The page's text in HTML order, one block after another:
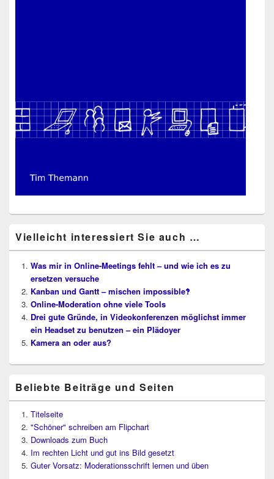
Vielleicht interessiert Sie auch …
Was mir in Online-Meetings fehlt – und wie ich es zu
ersetzen versuche
Kanban und Gantt – mischen impossible‽
Online-Moderation ohne viele Tools
Drei gute Gründe, in Videokonferenzen möglichst immer
ein Headset zu benutzen – ein Plädoyer
Kamera an oder aus?
Beliebte Beiträge und Seiten
Titelseite
"Schöner" schreiben am Flipchart
Downloads zum Buch
Im rechten Licht und gut ins Bild gesetzt
Guter Vorsatz: Moderationsschrift lernen und üben